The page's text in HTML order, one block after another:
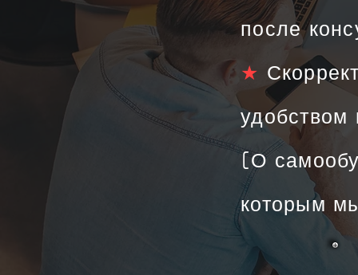
после
★
удобством
[О
которым